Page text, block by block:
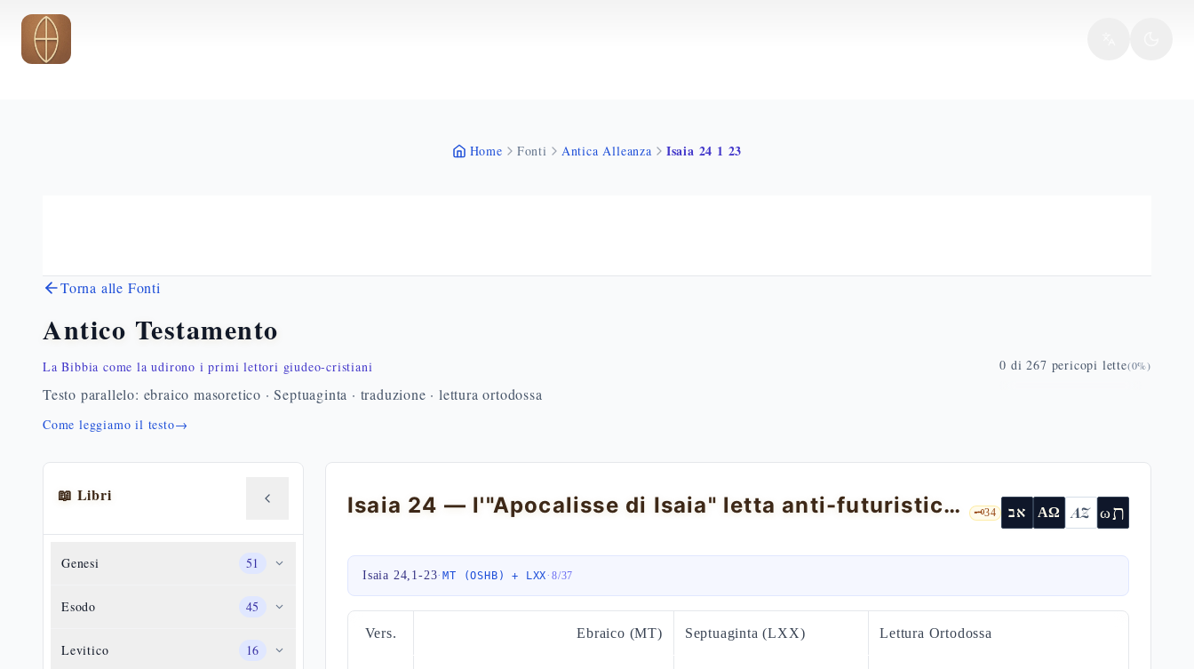
Vai al contenuto principale
Home Fonti Antica Alleanza Isaia 24 1 23
Torna alle Fonti
Antico Testamento
La Bibbia come la udirono i primi lettori giudeo-cristiani
Testo parallelo: ebraico masoretico · Septuaginta · traduzione · lettura ortodossa
Come leggiamo il testo→
0 di 267 pericopi lette(0%)
📖 Libri
Genesi 51
Esodo 45
Levitico 16
Isaia 24 — l'"Apocalisse di Isaia" letta anti-futuristicamente 🗝️34 אב ΑΩ AZ ωת
Isaia 24,1-23·MT (OSHB) + LXX·8/37
Vers. Ebraico (MT) Septuaginta (LXX) Lettura Ortodossa